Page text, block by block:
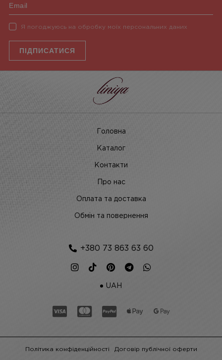
Я погоджуюсь на обробку моїх персональних даних
ПІДПИСАТИСЯ
Головна
Каталог
Контакти
Про нас
Оплата та доставка
Обмін та повернення
+380 73 863 63 60
UAH
Політика конфіденційності Договір публічної оферти